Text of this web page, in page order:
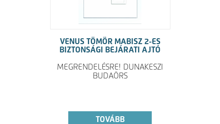
VENUS TÖMÖR MABISZ 2-ES
BIZTONSÁGI BEJÁRATI AJTÓ
MEGRENDELÉSRE! DUNAKESZI
BUDAÖRS
TOVÁBB